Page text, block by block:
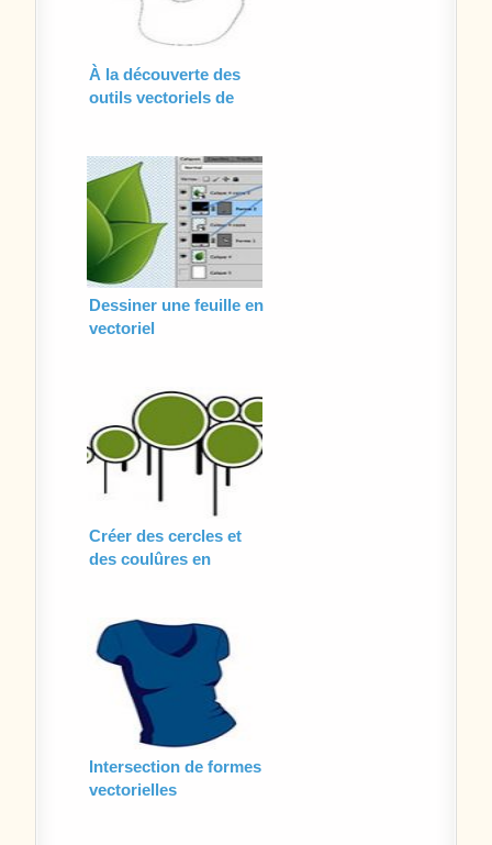
À la découverte des
outils vectoriels de
Dessiner une feuille en
vectoriel
Créer des cercles et
des coulûres en
Intersection de formes
vectorielles